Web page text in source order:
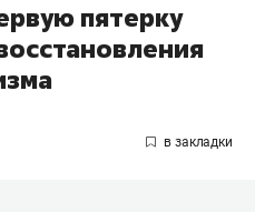
пятерку